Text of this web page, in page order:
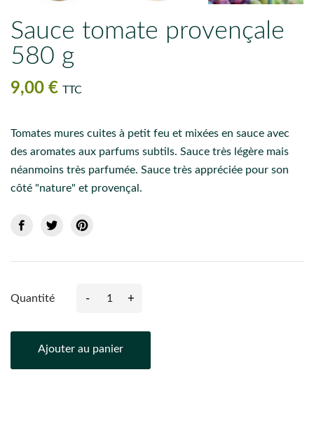
Sauce tomate provençale
580 g
9,00 € TTC
Tomates mures cuites à petit feu et mixées en sauce avec
des aromates aux parfums subtils. Sauce très légère mais
néanmoins très parfumée. Sauce très appréciée pour son
côté "nature" et provençal.
Quantité - +
Ajouter au panier